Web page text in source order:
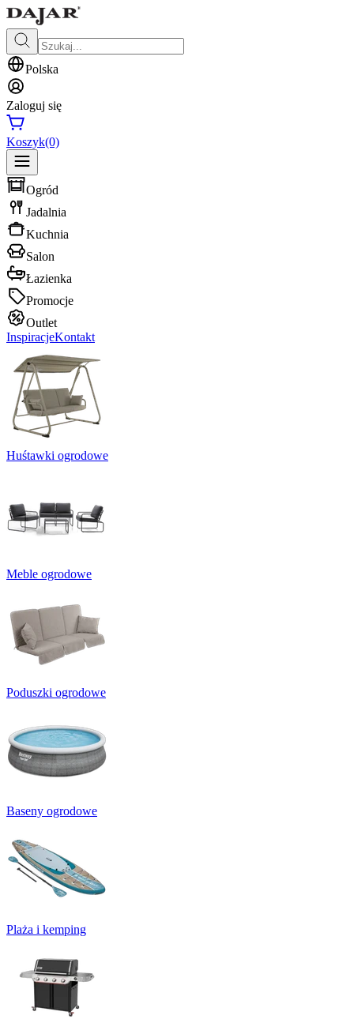
Polska
Zaloguj się
Koszyk(0)
Ogród
Jadalnia
Kuchnia
Salon
Łazienka
Promocje
Outlet
InspiracjeKontakt
Huśtawki ogrodowe
Meble ogrodowe
Poduszki ogrodowe
Baseny ogrodowe
Plaża i kemping